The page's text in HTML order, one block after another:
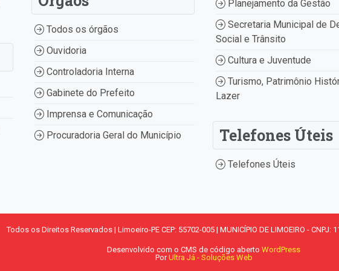
Todos os órgãos
Ouvidoria
Controladoria Interna
Gabinete do Prefeito
Imprensa e Comunicação
Procuradoria Geral do Município
Planejamento da Gestão
Secretaria Municipal de
Social e Trânsito
Cultura e Juventude
Turismo, Patrimônio
Lazer
Telefones Úteis
Telefones Úteis
Todos os Direitos Reservados | Limoeiro-PE CEP: 55702-005 | MUNICÍPIO DE LIMOEIRO - CNPJ:
Desenvolvido com o CMS de código aberto WordPress
PorUltra Já - Soluções Web